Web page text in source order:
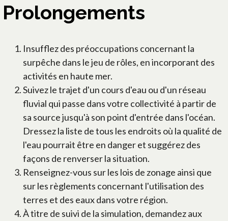
Prolongements
Insufflez des préoccupations concernant la
surpêche dans le jeu de rôles, en incorporant des
activités en haute mer.
Suivez le trajet d'un cours d'eau ou d'un réseau
fluvial qui passe dans votre collectivité à partir de
sa source jusqu'à son point d'entrée dans l'océan.
Dressez la liste de tous les endroits où la qualité de
l'eau pourrait être en danger et suggérez des
façons de renverser la situation.
Renseignez-vous sur les lois de zonage ainsi que
sur les règlements concernant l'utilisation des
terres et des eaux dans votre région.
À titre de suivi de la simulation, demandez aux